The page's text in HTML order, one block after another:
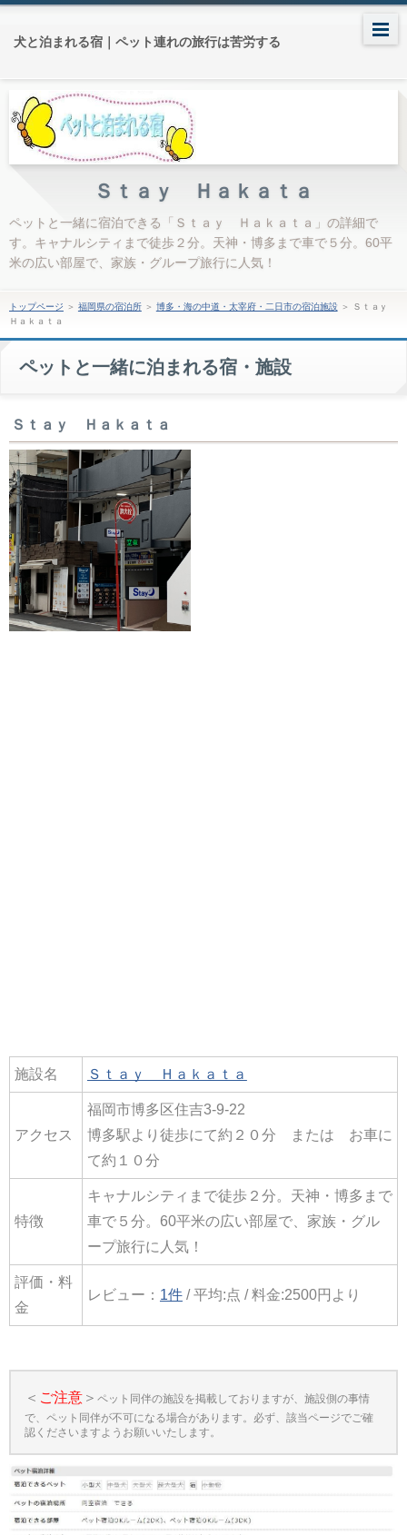
犬と泊まれる宿｜ペット連れの旅行は苦労する
Ｓｔａｙ Ｈａｋａｔａ
ペットと一緒に宿泊できる「Ｓｔａｙ Ｈａｋａｔａ」の詳細で
す。キャナルシティまで徒歩２分。天神・博多まで車で５分。60平
米の広い部屋で、家族・グループ旅行に人気！
トップページ ＞ 福岡県の宿泊所＞ 博多・海の中道・太宰府・二日市の宿泊施設＞
Ｓｔａｙ
Ｈａｋａｔａ
ペットと一緒に泊まれる宿・施設
Ｓｔａｙ Ｈａｋａｔａ
施設名 Ｓｔａｙ Ｈａｋａｔａ
アクセス
福岡市博多区住吉3-9-22
博多駅より徒歩にて約２０分 または お車に
て約１０分
特徴
キャナルシティまで徒歩２分。天神・博多まで
車で５分。60平米の広い部屋で、家族・グル
ープ旅行に人気！
評価・料
金
レビュー： 1件/ 平均:点 / 料金:2500円より
＜ ご注意＞ ペット同伴の施設を掲載しておりますが、施設側の事情
で、ペット同伴が不可になる場合があります。必ず、該当ページでご確
認くださいますようお願いいたします。